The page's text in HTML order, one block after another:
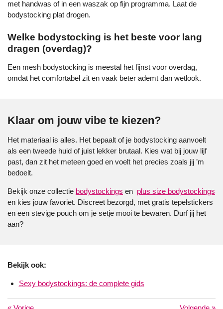
met handwas of in een waszak op fijn programma. Laat de
bodystocking plat drogen.
Welke bodystocking is het beste voor lang
dragen (overdag)?
Een mesh bodystocking is meestal het fijnst voor overdag,
omdat het comfortabel zit en vaak beter ademt dan wetlook.
Klaar om jouw vibe te kiezen?
Het materiaal is alles. Het bepaalt of je bodystocking aanvoelt
als een tweede huid of juist lekker brutaal. Kies wat bij jouw lijf
past, dan zit het meteen goed en voelt het precies zoals jij ’m
bedoelt.
Bekijk onze collectie bodystockings en plus size bodystockings
en kies jouw favoriet. Discreet bezorgd, met gratis tepelstickers
en een stevige pouch om je setje mooi te bewaren. Durf jij het
aan?
Bekijk ook:
Sexy bodystockings: de complete gids